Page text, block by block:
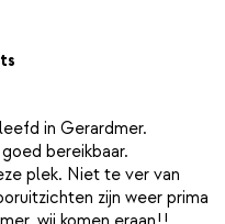
in Gerardmer.
bereikbaar.
plek. Niet te ver van
zijn weer prima